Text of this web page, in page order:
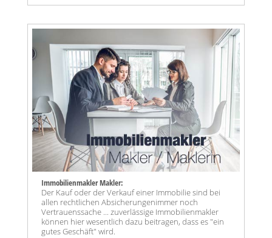
Immobilienmakler Makler:
Der Kauf oder der Verkauf einer Immobilie sind bei
allen rechtlichen Absicherungenimmer noch
Vertrauenssache ... zuverlässige Immobilienmakler
können hier wesentlich dazu beitragen, dass es "ein
gutes Geschäft" wird.